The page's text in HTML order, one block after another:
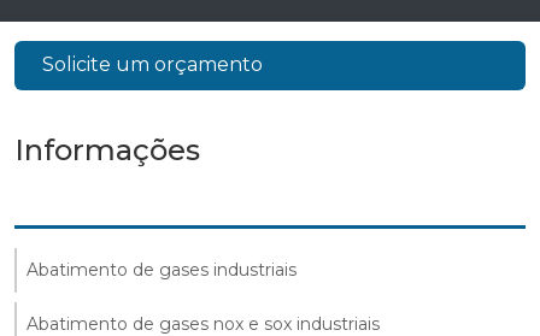
Solicite um orçamento
Informações
Abatimento de gases industriais
Abatimento de gases nox e sox industriais